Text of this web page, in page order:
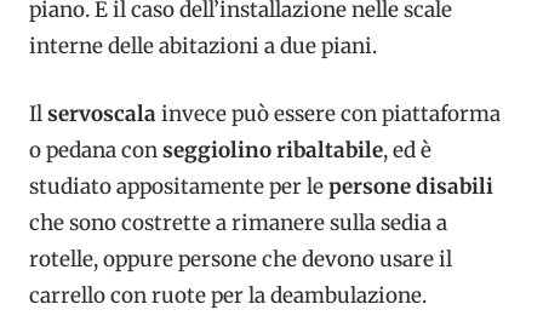
piano. È il caso dell’installazione nelle scale
interne delle abitazioni a due piani.
Ilservoscalainvece può essere con piattaforma
o pedana conseggiolino ribaltabile, ed è
studiato appositamente per lepersone disabili
che sono costrette a rimanere sulla sedia a
rotelle, oppure persone che devono usare il
carrello con ruote per la deambulazione.